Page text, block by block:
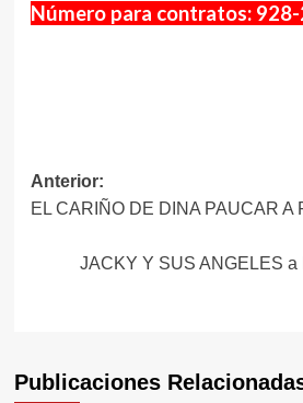
Número para contratos:
Navegación
de
entradas
Anterior:
EL CARIÑO DE DINA PAUCAR A
JACKY Y SUS ANGELES a
Publicaciones